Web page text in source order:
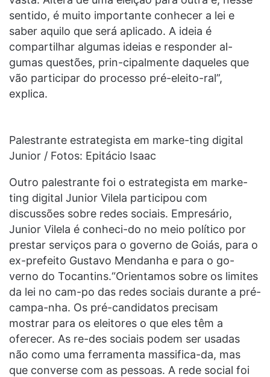
sentido, é muito importante conhecer a lei e
saber aquilo que será aplicado. A ideia é
compartilhar algumas ideias e responder al-
gumas questões, prin-cipalmente daqueles que
vão participar do processo pré-eleito-ral”,
explica.
Palestrante estrategista em marke-ting digital
Junior / Fotos: Epitácio Isaac
Outro palestrante foi o estrategista em marke-
ting digital Junior Vilela participou com
discussões sobre redes sociais. Empresário,
Junior Vilela é conheci-do no meio político por
prestar serviços para o governo de Goiás, para o
ex-prefeito Gustavo Mendanha e para o go-
verno do Tocantins.“Orientamos sobre os limites
da lei no cam-po das redes sociais durante a pré-
campa-nha. Os pré-candidatos precisam
mostrar para os eleitores o que eles têm a
oferecer. As re-des sociais podem ser usadas
não como uma ferramenta massifica-da, mas
que converse com as pessoas. A rede social foi